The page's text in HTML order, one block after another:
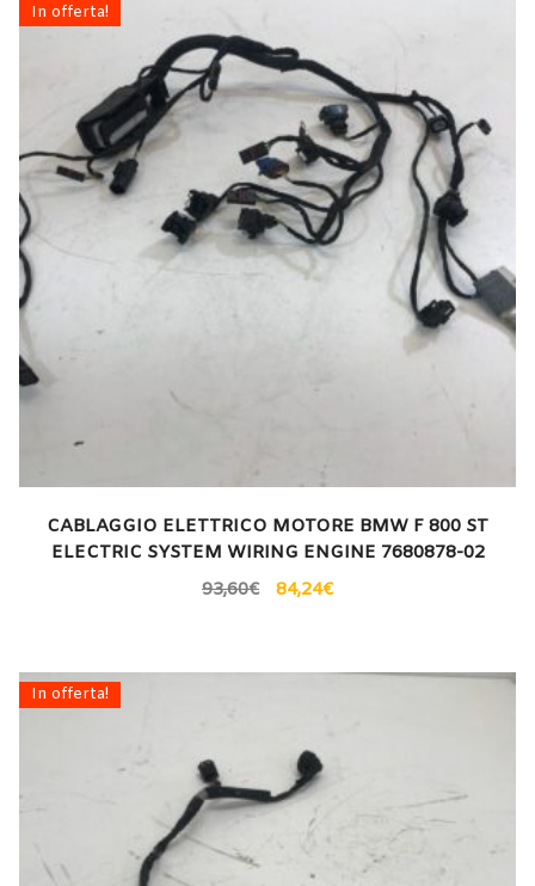
In offerta!
CABLAGGIO ELETTRICO MOTORE BMW F 800 ST
ELECTRIC SYSTEM WIRING ENGINE 7680878-02
93,60€ 84,24€
In offerta!